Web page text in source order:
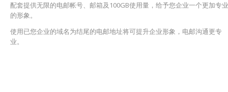
配套提供无限的电邮帐号、邮箱及100GB使用量，给予您企业一个更加专业
的形象。
使用已您企业的域名为结尾的电邮地址将可提升企业形象，电邮沟通更专
业。